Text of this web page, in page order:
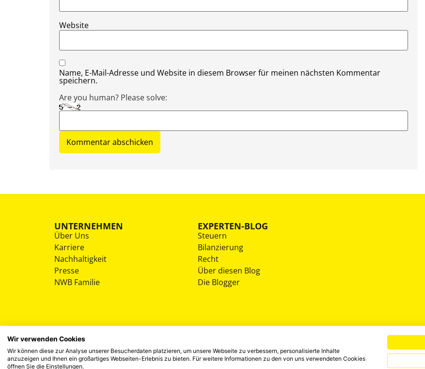
Website
Name, E-Mail-Adresse und Website in diesem Browser für meinen nächsten Kommentar
speichern.
Are you human? Please solve:
UNTERNEHMEN
Über Uns
Karriere
Nachhaltigkeit
Presse
NWB Familie
EXPERTEN-BLOG
Steuern
Bilanzierung
Recht
Über diesen Blog
Die Blogger
Wir verwenden Cookies
Wir können diese zur Analyse unserer Besucherdaten platzieren, um unsere Webseite zu verbessern, personalisierte Inhalte
anzuzeigen und Ihnen ein großartiges Webseiten-Erlebnis zu bieten. Für weitere Informationen zu den von uns verwendeten Cookies
öffnen Sie die Einstellungen.